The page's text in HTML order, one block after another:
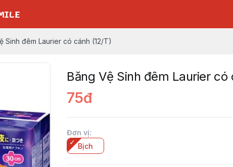
Sinh đêm Laurier có cánh (12/T)
Băng Vệ Sinh đêm Laurier có
75đ
Đơn vị:
Bịch